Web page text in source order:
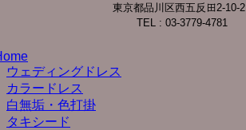
東京都品川区西五反田2-10-2
TEL : 03-3779-4781
ウェディングドレス
カラードレス
白無垢・色打掛
タキシード